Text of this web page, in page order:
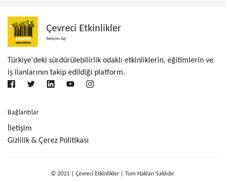
Çevreci Etkinlikler
İletişim Ağı
Türkiye'deki sürdürülebilirlik odaklı etkinliklerin, eğitimlerin ve
iş ilanlarının takip edildiği platform.
Bağlantılar
İletişim
Gizlilik & Çerez Politikası
© 2021 | Çevreci Etkinlikler | Tüm Hakları Saklıdır.